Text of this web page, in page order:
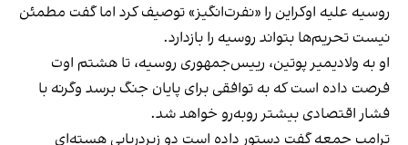
روسیه علیه اوکراین را «نفرت‌انگیز» توصیف کرد اما گفت مطمئن
نیست تحریم‌ها بتواند روسیه را بازدارد.
او به ولادیمیر پوتین، رییس‌جمهوری روسیه، تا هشتم اوت
فرصت داده است که به توافقی برای پایان جنگ برسد وگرنه با
فشار اقتصادی بیشتر روبه‌رو خواهد شد.
ترامپ جمعه گفت دستور داده است دو زیردریایی هسته‌ای